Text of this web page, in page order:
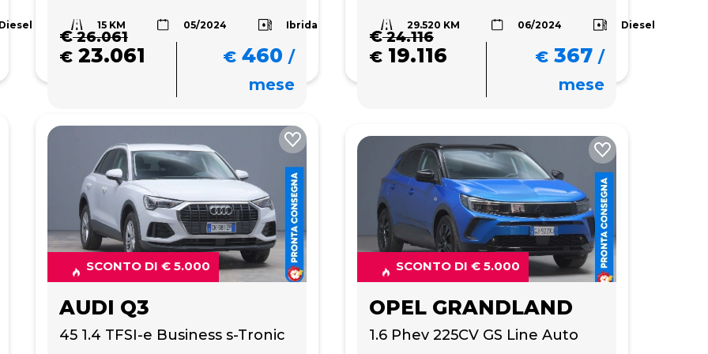
15 KM 05/2024 Ibrida
€26.061
€ 23.061 € 460 /
mese
29.520 KM 06/2024 Diesel
€24.116
€ 19.116 € 367 /
mese
SCONTO DI € 5.000
AUDI Q3
45 1.4 TFSI-e Business s-Tronic
SCONTO DI € 5.000
OPEL GRANDLAND
1.6 Phev 225CV GS Line Auto